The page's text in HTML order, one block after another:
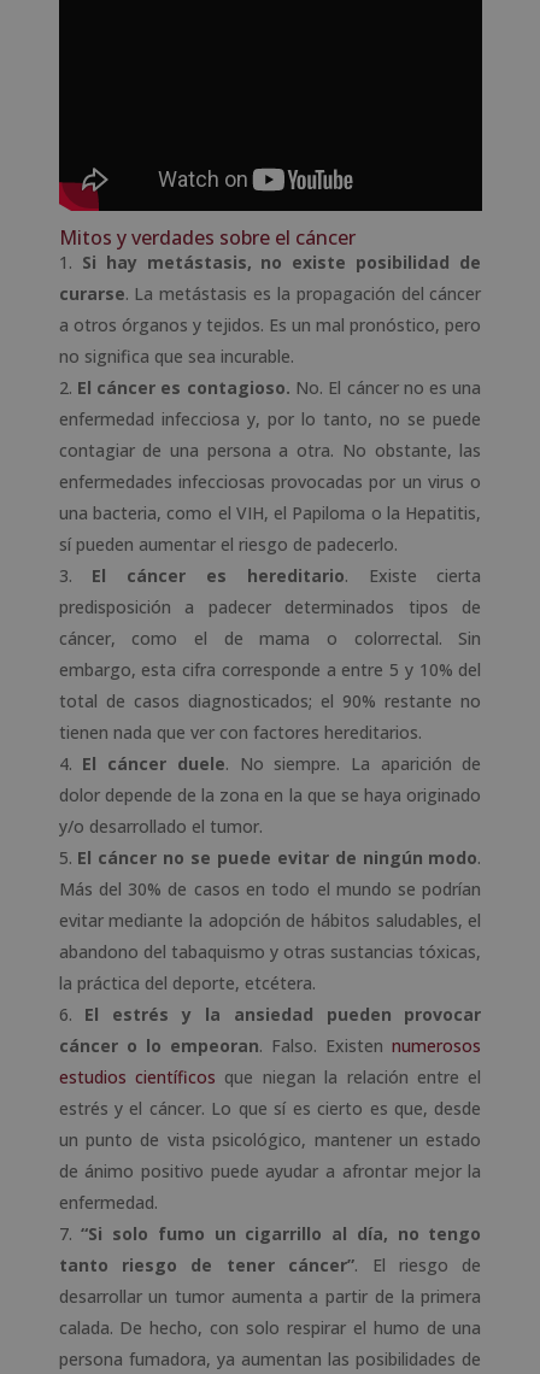
Mitos y verdades sobre el cáncer
Si hay metástasis, no existe posibilidad de
curarse. La metástasis es la propagación del cáncer
a otros órganos y tejidos. Es un mal pronóstico, pero
no significa que sea incurable.
El cáncer es contagioso. No. El cáncer no es una
enfermedad infecciosa y, por lo tanto, no se puede
contagiar de una persona a otra. No obstante, las
enfermedades infecciosas provocadas por un virus o
una bacteria, como el VIH, el Papiloma o la Hepatitis,
sí pueden aumentar el riesgo de padecerlo.
El cáncer es hereditario. Existe cierta
predisposición a padecer determinados tipos de
cáncer, como el de mama o colorrectal. Sin
embargo, esta cifra corresponde a entre 5 y 10% del
total de casos diagnosticados; el 90% restante no
tienen nada que ver con factores hereditarios.
El cáncer duele. No siempre. La aparición de
dolor depende de la zona en la que se haya originado
y/o desarrollado el tumor.
El cáncer no se puede evitar de ningún modo.
Más del 30% de casos en todo el mundo se podrían
evitar mediante la adopción de hábitos saludables, el
abandono del tabaquismo y otras sustancias tóxicas,
la práctica del deporte, etcétera.
El estrés y la ansiedad pueden provocar
cáncer o lo empeoran. Falso. Existennumerosos
estudios científicos que niegan la relación entre el
estrés y el cáncer. Lo que sí es cierto es que, desde
un punto de vista psicológico, mantener un estado
de ánimo positivo puede ayudar a afrontar mejor la
enfermedad.
“Si solo fumo un cigarrillo al día, no tengo
tanto riesgo de tener cáncer”. El riesgo de
desarrollar un tumor aumenta a partir de la primera
calada. De hecho, con solo respirar el humo de una
persona fumadora, ya aumentan las posibilidades de